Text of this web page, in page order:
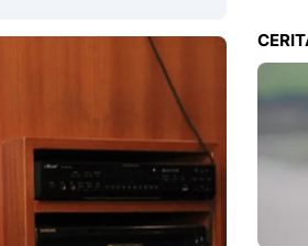
Copy Link